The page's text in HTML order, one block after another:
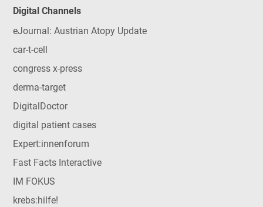
Digital Channels
eJournal: Austrian Atopy Update
car-t-cell
congress x-press
derma-target
DigitalDoctor
digital patient cases
Expert:innenforum
Fast Facts Interactive
IM FOKUS
krebs:hilfe!